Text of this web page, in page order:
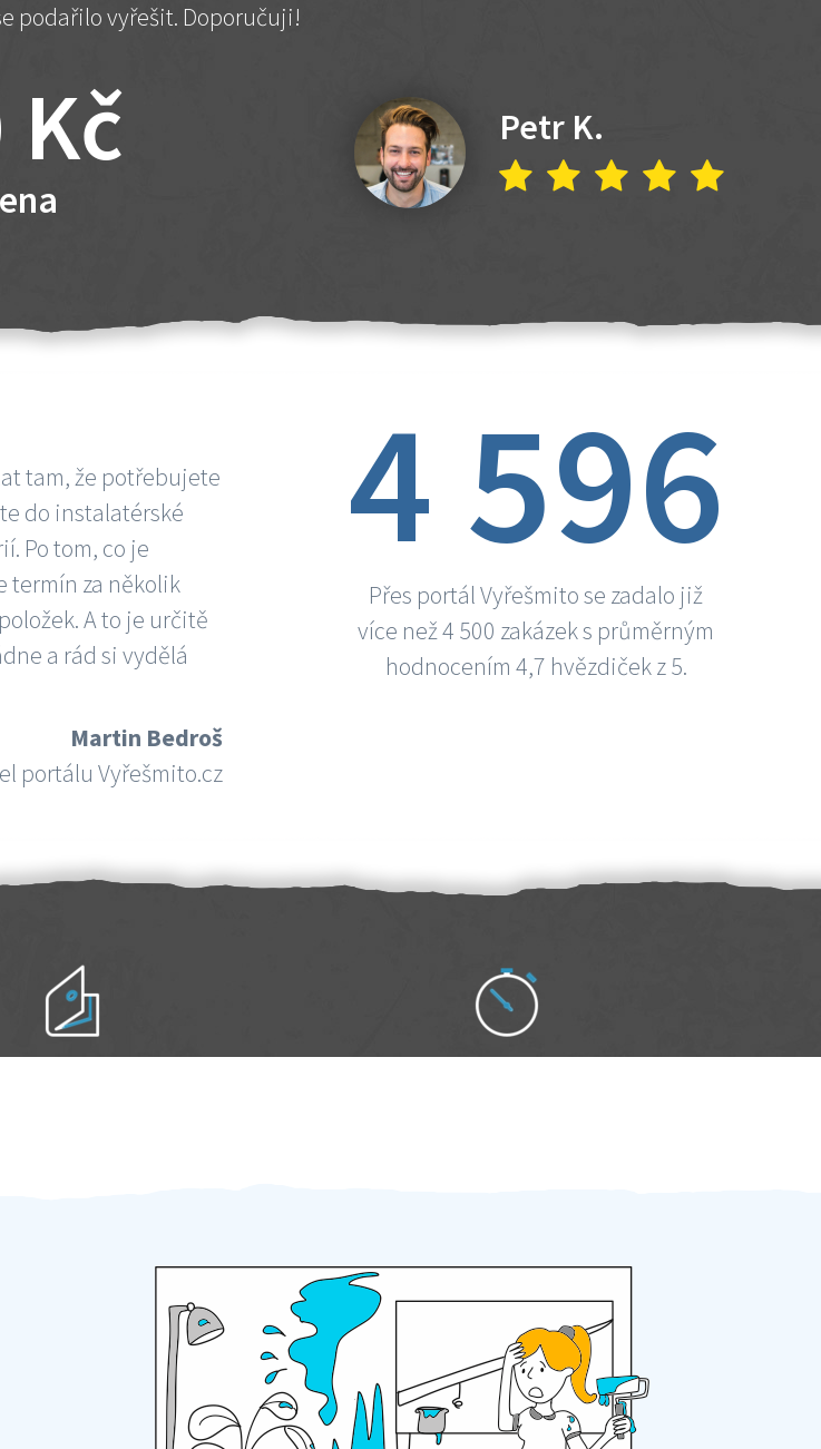
podařilo vyřešit. Doporučuji!
Kč Petr K.
tam, že potřebujete
do instalatérské
Po tom, co je
termín za několik
A to je určitě
a rád si vydělá
Martin Bedroš
portálu Vyřešmito.cz
4 596
Přes portál Vyřešmito se zadalo již
více než 4 500 zakázek s průměrným
hodnocením 4,7 hvězdiček z 5.